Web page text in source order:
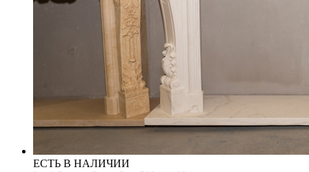
ЕСТЬ В НАЛИЧИИ